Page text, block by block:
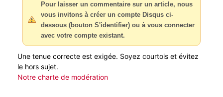
Pour laisser un commentaire sur un article, nous
vous invitons à créer un compte Disqus ci-
dessous (bouton S'identifier) ou à vous connecter
avec votre compte existant.
Une tenue correcte est exigée. Soyez courtois et évitez
le hors sujet.
Notre charte de modération